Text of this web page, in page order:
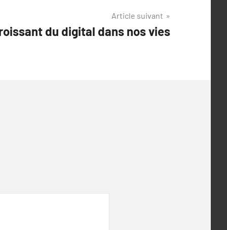
Article suivant
du digital dans nos vies